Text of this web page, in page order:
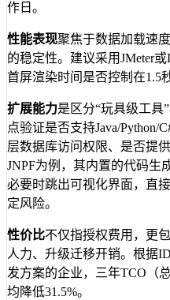
作日。
性能表现聚焦于数据加载速
的稳定性。建议采用JMeter
首屏渲染时间是否控制在1.5
扩展能力是区分“玩具级工具
点验证是否支持Java/Python/
层数据库访问权限、是否提
JNPF为例，其内置的代码生
必要时跳出可视化界面，直
定风险。
性价比不仅指授权费用，更
人力、升级迁移开销。根据
发方案的企业，三年TCO（
均降低31.5%。